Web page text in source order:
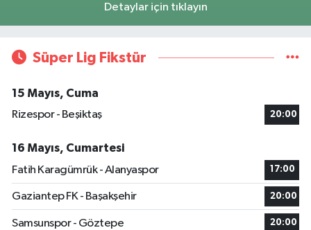
Detaylar için tıklayın
Süper Lig Fikstür
15 Mayıs, Cuma
Rizespor - Beşiktaş
20:00
16 Mayıs, Cumartesi
Fatih Karagümrük - Alanyaspor
17:00
Gaziantep FK - Başakşehir 20:00
Samsunspor - Göztepe 20:00